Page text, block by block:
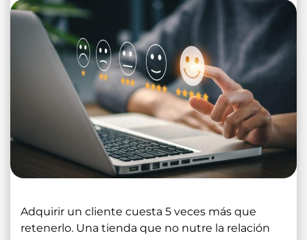
Adquirir un cliente cuesta 5 veces más que
retenerlo. Una tienda que no nutre la relación